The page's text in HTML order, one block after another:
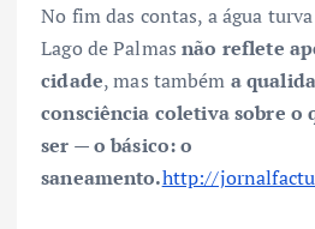
No fim das contas, a água
Lago de Palmasnão reflete
cidade, mas também a
consciência coletiva sobre o
ser — o básico: o
saneamento.http://